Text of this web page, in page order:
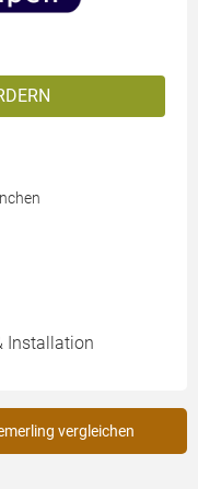
Installation
vergleichen